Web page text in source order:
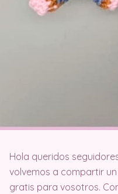
Hola queridos
volvemos a compartir
gratis para vosotros.